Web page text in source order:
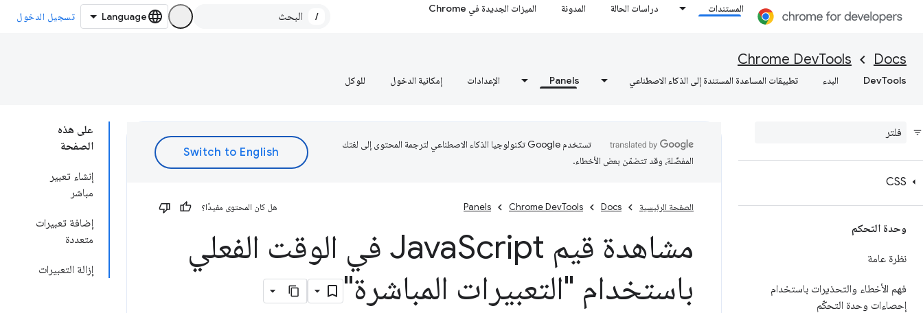
المستندات دراسات الحالة المدونة الميزات الجديدة في Chrome
/ تسجيل الدخول
Docs
Chrome DevTools
DevTools البدء تطبيقات المساعدة المستندة إلى الذكاء الاصطناعي Panels الإعدادات إمكانية الدخول للوكل
CSS
وحدة التحكم
نظرة عامة
فهم الأخطاء والتحذيرات باستخدام
إحصاءات وحدة التحكّم
على هذه
الصفحة
إنشاء تعبير
مباشر
إضافة تعبيرات
متعددة
إزالة التعبيرات
تستخدم Google تكنولوجيا الذكاء الاصطناعي لترجمة المحتوى إلى لغتك
المفضّلة، وقد تتضمّن بعض الأخطاء.
الصفحة الرئيسية Docs
Chrome DevTools
Panels هل كان المحتوى مفيدًا؟
مشاهدة قيم Java
Script في الوقت الفعلي
باستخدام "التعبيرات المباشرة"